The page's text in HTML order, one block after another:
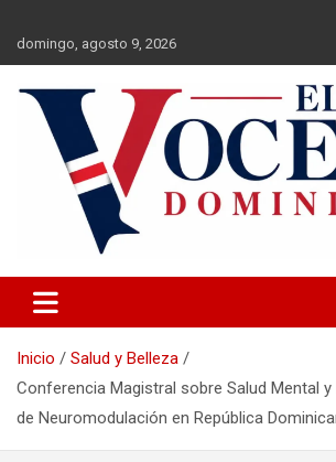
contenido
domingo, agosto 9, 2026
El Vocero
Inicio
Salud y Belleza
Conferencia Magistral sobre Salud Mental y
de Neuromodulación en República